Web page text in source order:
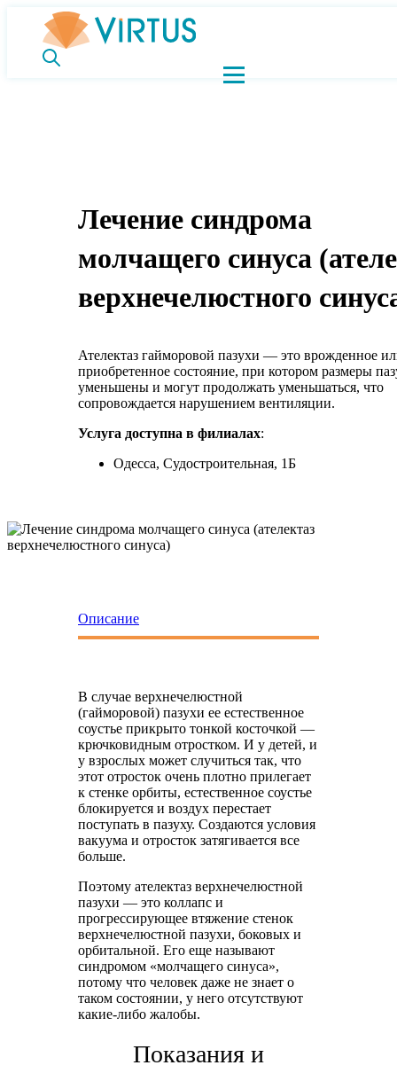
Лечение синдрома
молчащего синуса
верхнечелюстного
Ателектаз гайморовой пазухи — это врожденное
приобретенное состояние, при котором размеры
уменьшены и могут продолжать уменьшаться, что
сопровождается нарушением вентиляции.
Услуга доступна в филиалах:
Одесса, Судостроительная, 1Б
Описание
В случае верхнечелюстной
(гайморовой) пазухи ее естественное
соустье прикрыто тонкой косточкой —
крючковидным отростком. И у детей, и
у взрослых может случиться так, что
этот отросток очень плотно прилегает
к стенке орбиты, естественное соустье
блокируется и воздух перестает
поступать в пазуху. Создаются условия
вакуума и отросток затягивается все
больше.
Поэтому ателектаз верхнечелюстной
пазухи — это коллапс и
прогрессирующее втяжение стенок
верхнечелюстной пазухи, боковых и
орбитальной. Его еще называют
синдромом «молчащего синуса»,
потому что человек даже не знает о
таком состоянии, у него отсутствуют
какие-либо жалобы.
Показания и